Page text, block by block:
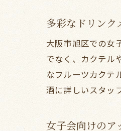
多彩なドリンク
大阪市旭区での女
でなく、カクテル
なフルーツカクテ
酒に詳しいスタッ
女子会向けのア